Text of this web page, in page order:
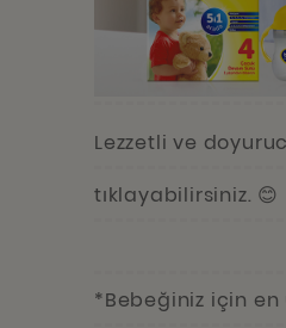
Lezzetli ve
tıklayabilirsiniz. 😊
*Bebeğiniz için